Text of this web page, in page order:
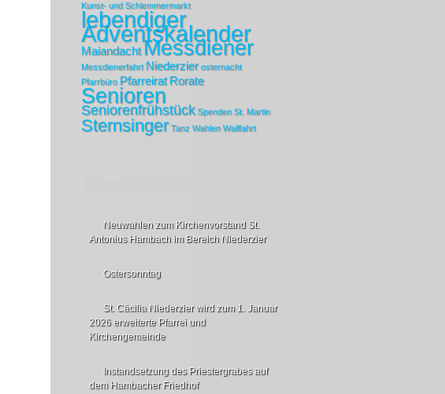
Kunst- und Schlemmermarkt
lebendiger
Adventskalender
MaiandachtMessdiener
Messdienerfahrt Niederzier osternacht
Pfarrbüro Pfarreirat Rorate
Senioren
Seniorenfrühstück Spenden St. Martin
Sternsinger Tanz Wahlen Wallfahrt
Neuwahlen zum Kirchenvorstand St.
Antonius Hambach im Bereich Niederzier
Ostersonntag
St. Cäcilia Niederzier wird zum 1. Januar
2026 erweiterte Pfarrei und
Kirchengemeinde
Instandsetzung des Priestergrabes auf
dem Hambacher Friedhof